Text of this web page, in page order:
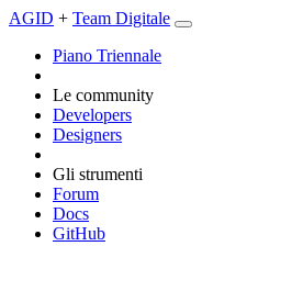
AGID + Team Digitale
Piano Triennale
Le community
Developers
Designers
Gli strumenti
Forum
Docs
GitHub